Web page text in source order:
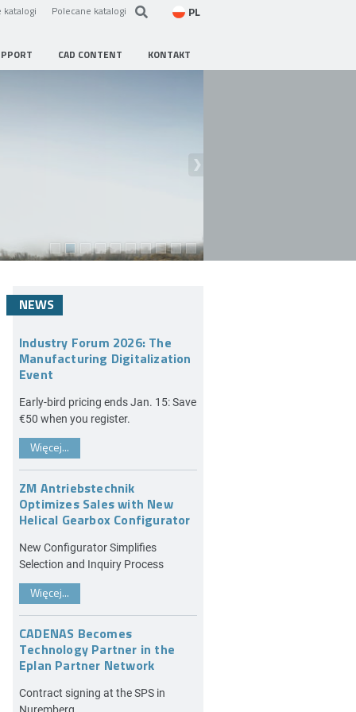
katalogi Polecane katalogi PL
CAD CONTENT KONTAKT
NEWS
Industry Forum 2026: The
Manufacturing Digitalization
Event
Early-bird pricing ends Jan. 15: Save
€50 when you register.
Więcej...
ZM Antriebstechnik
Optimizes Sales with New
Helical Gearbox Configurator
New Configurator Simplifies
Selection and Inquiry Process
Więcej...
CADENAS Becomes
Technology Partner in the
Eplan Partner Network
Contract signing at the SPS in